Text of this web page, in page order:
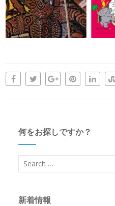
何をお探しですか？
新着情報